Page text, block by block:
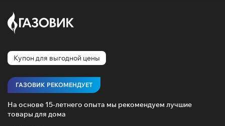
Купон для выгодной цены
ГАЗОВИК РЕКОМЕНДУЕТ
На основе 15-летнего опыта мы рекомендуем лучшие
товары для дома